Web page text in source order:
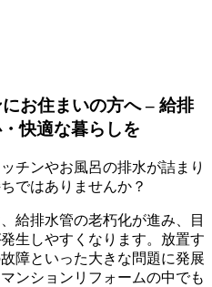
お住まいの方へ – 給排
快適な暮らしを
チンやお風呂の排水が詰まり
ではありませんか？
給排水管の老朽化が進み、目
生しやすくなります。放置す
障といった大きな問題に発展
ンションリフォームの中でも